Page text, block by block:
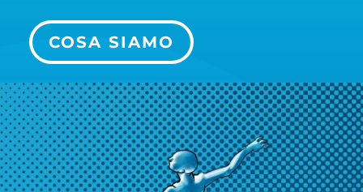
COSA SIAMO